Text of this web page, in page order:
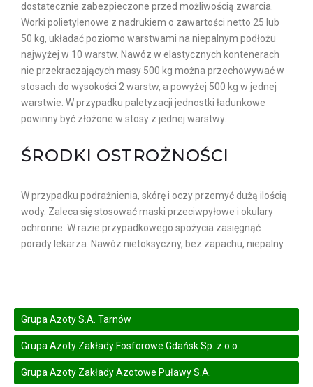
dostatecznie zabezpieczone przed możliwością zwarcia.
Worki polietylenowe z nadrukiem o zawartości netto 25 lub
50 kg, układać poziomo warstwami na niepalnym podłożu
najwyżej w 10 warstw. Nawóz w elastycznych kontenerach
nie przekraczających masy 500 kg można przechowywać w
stosach do wysokości 2 warstw, a powyżej 500 kg w jednej
warstwie. W przypadku paletyzacji jednostki ładunkowe
powinny być złożone w stosy z jednej warstwy.
ŚRODKI OSTROŻNOŚCI
W przypadku podrażnienia, skórę i oczy przemyć dużą ilością
wody. Zaleca się stosować maski przeciwpyłowe i okulary
ochronne. W razie przypadkowego spożycia zasięgnąć
porady lekarza. Nawóz nietoksyczny, bez zapachu, niepalny.
Grupa Azoty S.A. Tarnów
Grupa Azoty Zakłady Fosforowe Gdańsk Sp. z o.o.
Grupa Azoty Zakłady Azotowe Puławy S.A.